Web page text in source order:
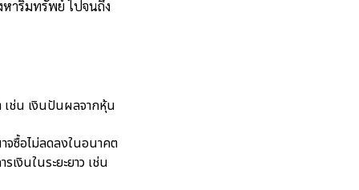
าริมทรัพย์ ไปจนถึง
เช่น เงินปันผลจากหุ้น
จซื้อไม่ลดลงในอนาคต
งินในระยะยาว เช่น